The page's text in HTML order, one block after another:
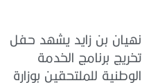
نهيان بن زايد يشهد حفل
تخريج برنامج الخدمة
الوطنية للملتحقين بوزارة